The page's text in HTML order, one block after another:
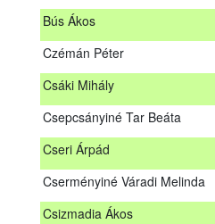
Bús Ákos
Czémán Péter
Csáki Mihály
Csepcsányiné Tar Beáta
Cseri Árpád
Cserményiné Váradi Melinda
Csizmadia Ákos
Bodor Botond
Boross László
Bődy Miklós
Bús Ákos